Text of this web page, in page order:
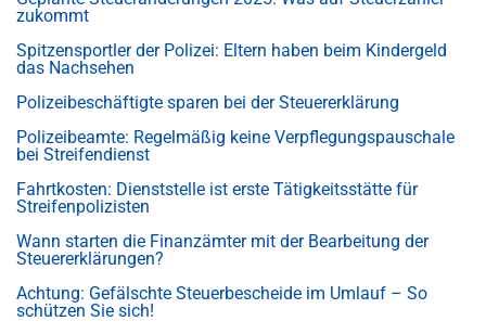
zukommt
Spitzensportler der Polizei: Eltern haben beim Kindergeld
das Nachsehen
Polizeibeschäftigte sparen bei der Steuererklärung
Polizeibeamte: Regelmäßig keine Verpflegungspauschale
bei Streifendienst
Fahrtkosten: Dienststelle ist erste Tätigkeitsstätte für
Streifenpolizisten
Wann starten die Finanzämter mit der Bearbeitung der
Steuererklärungen?
Achtung: Gefälschte Steuerbescheide im Umlauf – So
schützen Sie sich!